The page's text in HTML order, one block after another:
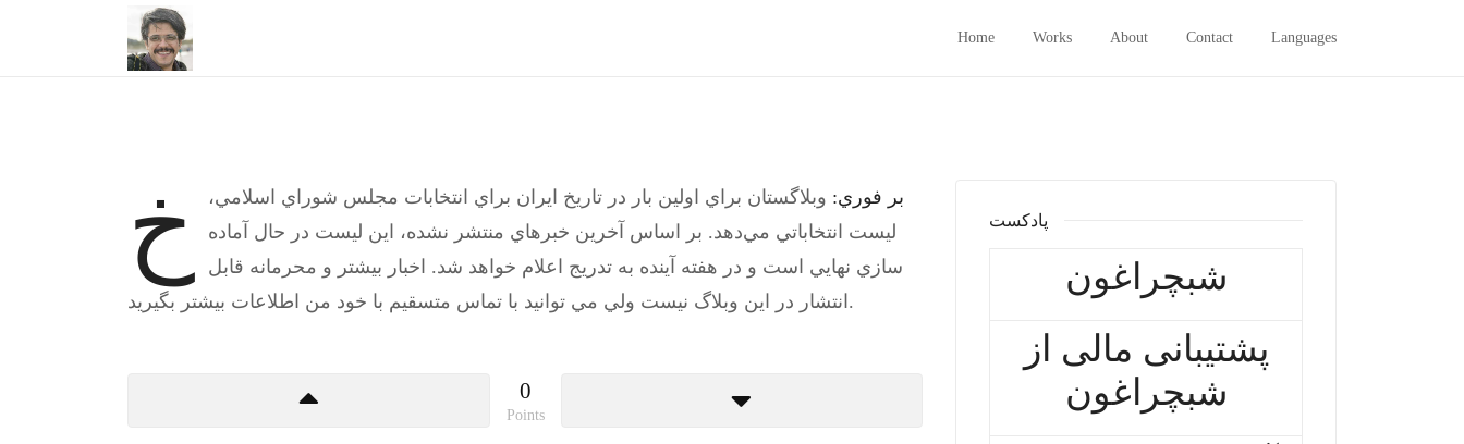
Home Works About Contact Languages
خ بر فوري: وبلاگستان براي اولين بار در تاريخ ايران براي انتخابات مجلس شوراي اسلامي،
ليست انتخاباتي مي‌دهد. بر اساس آخرين خبرهاي منتشر نشده، اين ليست در حال آماده
سازي نهايي است و در هفته آينده به تدريج اعلام خواهد شد. اخبار بيشتر و محرمانه قابل
انتشار در اين وبلاگ نيست ولي مي توانيد با تماس متسقيم با خود من اطلاعات بيشتر بگيريد.
0
Points
پادکست
شبچراغون
پشتیبانی مالی از
شبچراغون